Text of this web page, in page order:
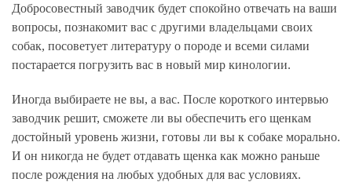
Добросовестный заводчик будет спокойно отвечать на ваши
вопросы, познакомит вас с другими владельцами своих
собак, посоветует литературу о породе и всеми силами
постарается погрузить вас в новый мир кинологии.
Иногда выбираете не вы, а вас. После короткого интервью
заводчик решит, сможете ли вы обеспечить его щенкам
достойный уровень жизни, готовы ли вы к собаке морально.
И он никогда не будет отдавать щенка как можно раньше
после рождения на любых удобных для вас условиях.